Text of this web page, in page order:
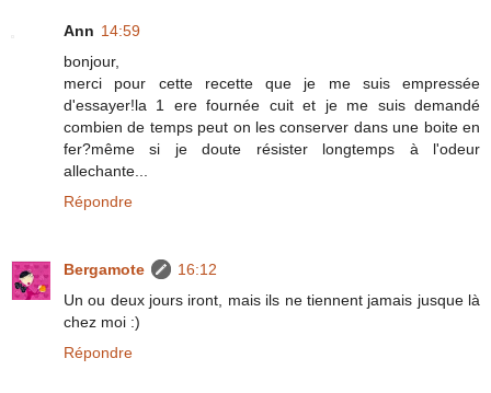
Ann 14:59
bonjour,
merci pour cette recette que je me suis empressée
d'essayer!la 1 ere fournée cuit et je me suis demandé
combien de temps peut on les conserver dans une boite en
fer?même si je doute résister longtemps à l'odeur
allechante...
Répondre
Bergamote
16:12
Un ou deux jours iront, mais ils ne tiennent jamais jusque là
chez moi :)
Répondre